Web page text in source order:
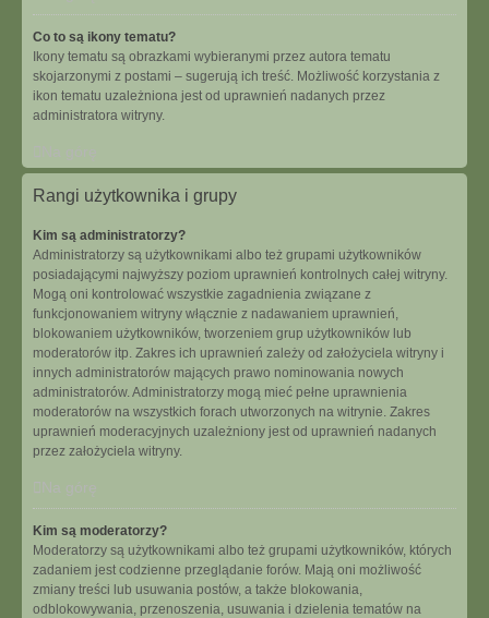
Co to są ikony tematu?
Ikony tematu są obrazkami wybieranymi przez autora tematu
skojarzonymi z postami – sugerują ich treść. Możliwość korzystania z
ikon tematu uzależniona jest od uprawnień nadanych przez
administratora witryny.
Rangi użytkownika i grupy
Kim są administratorzy?
Administratorzy są użytkownikami albo też grupami użytkowników
posiadającymi najwyższy poziom uprawnień kontrolnych całej witryny.
Mogą oni kontrolować wszystkie zagadnienia związane z
funkcjonowaniem witryny włącznie z nadawaniem uprawnień,
blokowaniem użytkowników, tworzeniem grup użytkowników lub
moderatorów itp. Zakres ich uprawnień zależy od założyciela witryny i
innych administratorów mających prawo nominowania nowych
administratorów. Administratorzy mogą mieć pełne uprawnienia
moderatorów na wszystkich forach utworzonych na witrynie. Zakres
uprawnień moderacyjnych uzależniony jest od uprawnień nadanych
przez założyciela witryny.
Na górę
Kim są moderatorzy?
Moderatorzy są użytkownikami albo też grupami użytkowników, których
zadaniem jest codzienne przeglądanie forów. Mają oni możliwość
zmiany treści lub usuwania postów, a także blokowania,
odblokowywania, przenoszenia, usuwania i dzielenia tematów na